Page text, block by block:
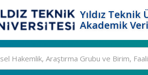
Yıldız Teknik
Akademik